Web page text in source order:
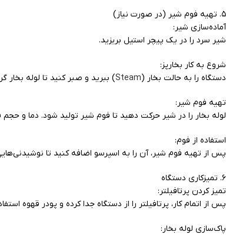
۵. تهیه فوم شیر (در صورت نیاز)
آماده‌سازی شیر:
شیر سرد را در یک پیچر استیل بریزید.
شروع به کار بخارپز:
دستگاه را به حالت بخار (Steam) ببرید و صبر کنید تا لوله بخار
تهیه فوم شیر:
لوله بخار را در شیر حرکت دهید تا فوم شیر تولید شود. دما و حجم
استفاده از فوم:
پس از تهیه فوم شیر، آن را به اسپرسو اضافه کنید تا نوشیدنی‌هایی
۶. تمیزکاری دستگاه
تمیز کردن پرتافیلتر:
پس از اتمام کار، پرتافیلتر را از دستگاه جدا کرده و پودر
پاک‌سازی لوله بخار: